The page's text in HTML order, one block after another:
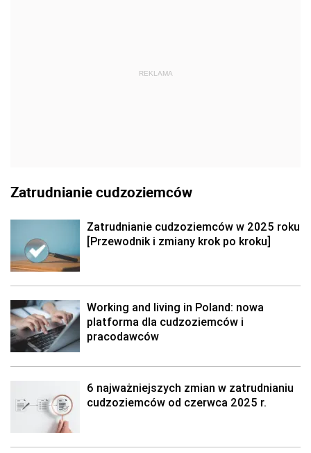
REKLAMA
Zatrudnianie cudzoziemców
Zatrudnianie cudzoziemców w 2025 roku
[Przewodnik i zmiany krok po kroku]
Working and living in Poland: nowa
platforma dla cudzoziemców i
pracodawców
6 najważniejszych zmian w zatrudnianiu
cudzoziemców od czerwca 2025 r.